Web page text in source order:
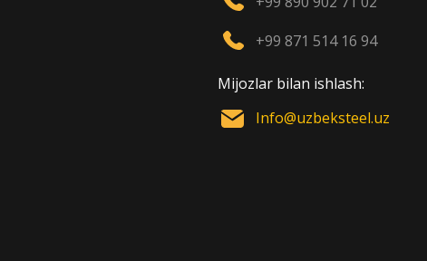
+99 871 514 16 94
Mijozlar bilan ishlash:
Info@uzbeksteel.uz